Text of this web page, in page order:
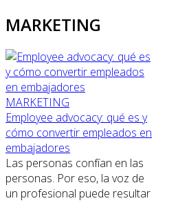
MARKETING
MARKETING
Employee advocacy: qué es y
cómo convertir empleados en
embajadores
Las personas confían en las
personas. Por eso, la voz de
un profesional puede resultar